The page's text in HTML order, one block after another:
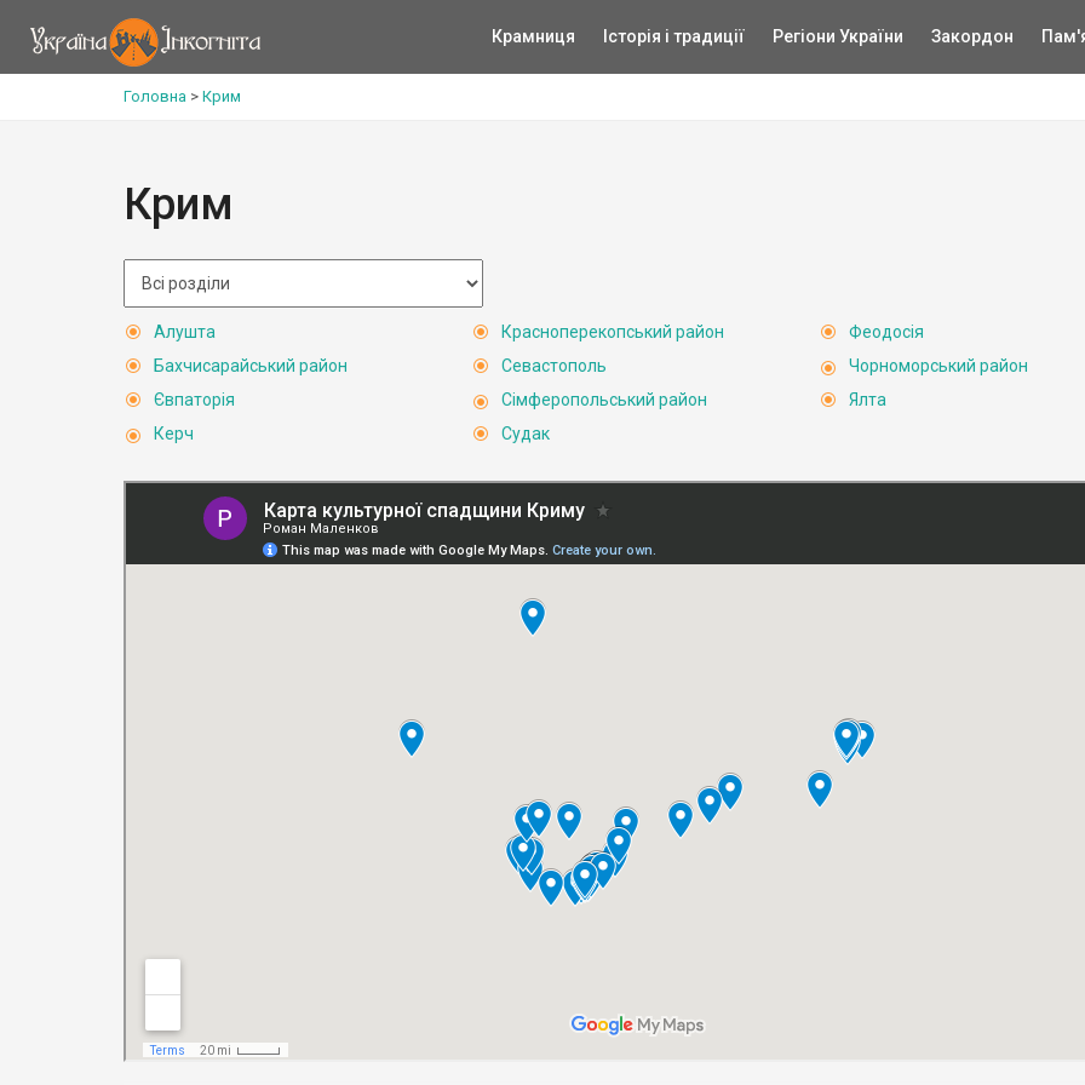
Крамниця Історія і традиції Регіони України Закордон
Головна > Крим
Крим
Алушта
Бахчисарайський район
Євпаторія
Керч
Красноперекопський район
Севастополь
Сімферопольський район
Судак
Феодосія
Чорноморський район
Ялта